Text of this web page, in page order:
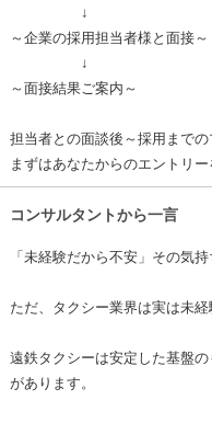
↓
～企業の採用担当者様と面接～
↓
～面接結果ご案内～
担当者との面談後～採用まで
まずはあなたからのエントリ
コンサルタントから一言
「未経験だから不安」その気
ただ、タクシー業界は実は未
遠鉄タクシーは安定した基盤
があります。